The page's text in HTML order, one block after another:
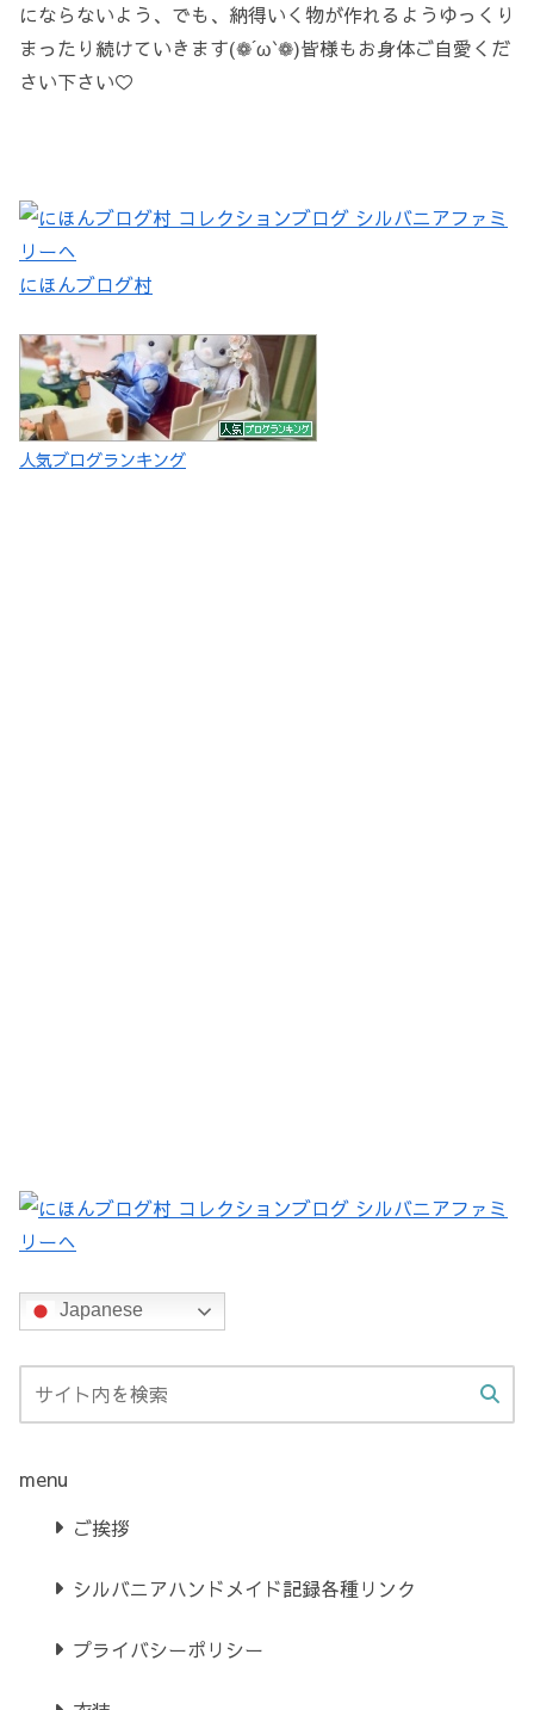
にならないよう、でも、納得いく物が作れるようゆっくり
まったり続けていきます(❁´ω`❁)皆様もお身体ご自愛くだ
さい下さい♡
にほんブログ村
人気ブログランキング
Japanese
menu
ご挨拶
シルバニアハンドメイド記録各種リンク
プライバシーポリシー